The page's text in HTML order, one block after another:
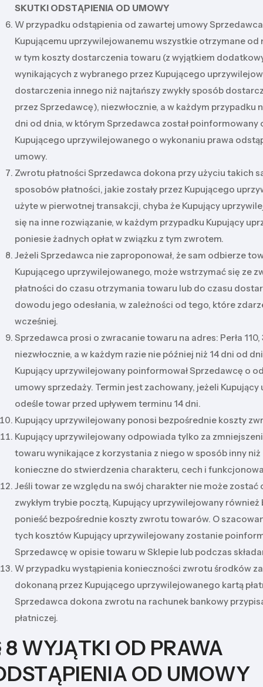
SKUTKI ODSTĄPIENIA OD UMOWY
W przypadku odstąpienia od zawartej umowy
Kupującemu uprzywilejowanemu wszystkie otrzymane od
w tym koszty dostarczenia towaru (z wyjątkiem
wynikających z wybranego przez Kupującego
dostarczenia innego niż najtańszy zwykły sposób
przez Sprzedawcę), niezwłocznie, a w każdym przypadku
dni od dnia, w którym Sprzedawca został poinformowany
Kupującego uprzywilejowanego o wykonaniu prawa
umowy.
Zwrotu płatności Sprzedawca dokona przy użyciu takich
sposobów płatności, jakie zostały przez Kupującego
użyte w pierwotnej transakcji, chyba że Kupujący
się na inne rozwiązanie, w każdym przypadku Kupujący
poniesie żadnych opłat w związku z tym zwrotem.
Jeżeli Sprzedawca nie zaproponował, że sam odbierze
Kupującego uprzywilejowanego, może wstrzymać się ze
płatności do czasu otrzymania towaru lub do czasu
dowodu jego odesłania, w zależności od tego, które
wcześniej.
Sprzedawca prosi o zwracanie towaru na adres: Perła 110,
niezwłocznie, a w każdym razie nie później niż 14 dni od
Kupujący uprzywilejowany poinformował Sprzedawcę o
umowy sprzedaży. Termin jest zachowany, jeżeli
odeśle towar przed upływem terminu 14 dni.
Kupujący uprzywilejowany ponosi bezpośrednie koszty
Kupujący uprzywilejowany odpowiada tylko za
towaru wynikające z korzystania z niego w sposób inny niż
konieczne do stwierdzenia charakteru, cech i
Jeśli towar ze względu na swój charakter nie może zostać
zwykłym trybie pocztą, Kupujący uprzywilejowany również
ponieść bezpośrednie koszty zwrotu towarów. O
tych kosztów Kupujący uprzywilejowany zostanie
Sprzedawcę w opisie towaru w Sklepie lub podczas
W przypadku wystąpienia konieczności zwrotu środków
dokonaną przez Kupującego uprzywilejowanego kartą
Sprzedawca dokona zwrotu na rachunek bankowy
płatniczej.
8 WYJĄTKI OD PRAWA
OD UMOWY